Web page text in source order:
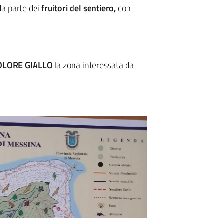
parte deifruitori del sentiero,con
GIALLO la zona interessata da